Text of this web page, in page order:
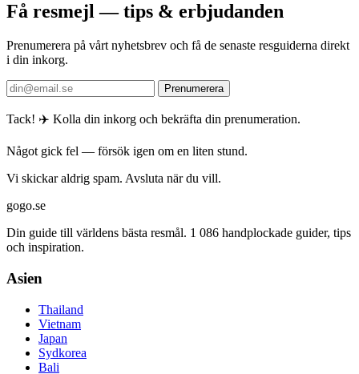
Få resmejl — tips & erbjudanden
Prenumerera på vårt nyhetsbrev och få de senaste resguiderna direkt
i din inkorg.
Prenumerera
Tack! ✈️ Kolla din inkorg och bekräfta din prenumeration.
Något gick fel — försök igen om en liten stund.
Vi skickar aldrig spam. Avsluta när du vill.
gogo.se
Din guide till världens bästa resmål. 1 086 handplockade guider, tips
och inspiration.
Asien
Thailand
Vietnam
Japan
Sydkorea
Bali